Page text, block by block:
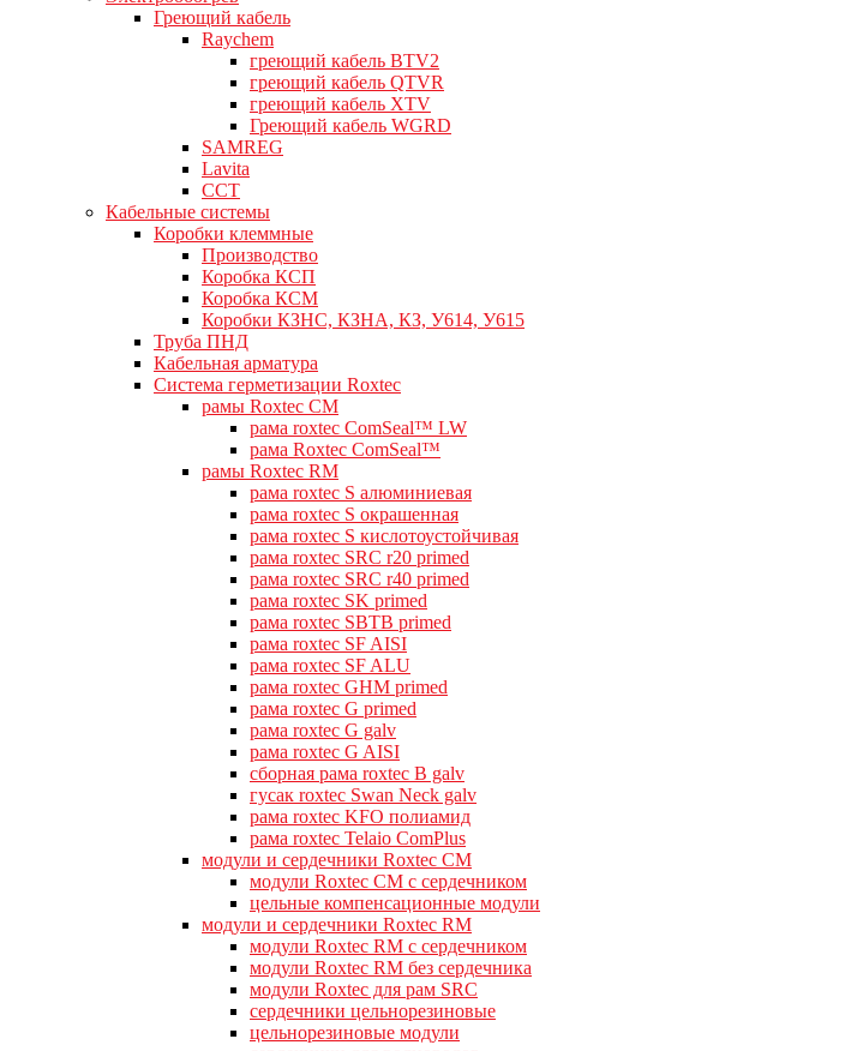
Греющий кабель
Raychem
греющий кабель BTV2
греющий кабель QTVR
греющий кабель XTV
Греющий кабель WGRD
SAMREG
Lavita
CCT
Кабельные системы
Коробки клеммные
Производство
Коробка КСП
Коробка КСМ
Коробки КЗНС, КЗНА, КЗ, У614, У615
Труба ПНД
Кабельная арматура
Система герметизации Roxtec
рамы Roxtec CM
рама roxtec ComSeal™ LW
рама Roxtec ComSeal™
рамы Roxtec RM
рама roxtec S алюминиевая
рама roxtec S окрашенная
рама roxtec S кислотоустойчивая
рама roxtec SRC r20 primed
рама roxtec SRC r40 primed
рама roxtec SK primed
рама roxtec SBTB primed
рама roxtec SF AISI
рама roxtec SF ALU
рама roxtec GHM primed
рама roxtec G primed
рама roxtec G galv
рама roxtec G AISI
сборная рама roxtec B galv
гусак roxtec Swan Neck galv
рама roxtec KFO полиамид
рама roxtec Telaio ComPlus
модули и сердечники Roxtec CM
модули Roxtec CM с сердечником
цельные компенсационные модули
модули и сердечники Roxtec RM
модули Roxtec RM с сердечником
модули Roxtec RM без сердечника
модули Roxtec для рам SRC
сердечники цельнорезиновые
цельнорезиновые модули